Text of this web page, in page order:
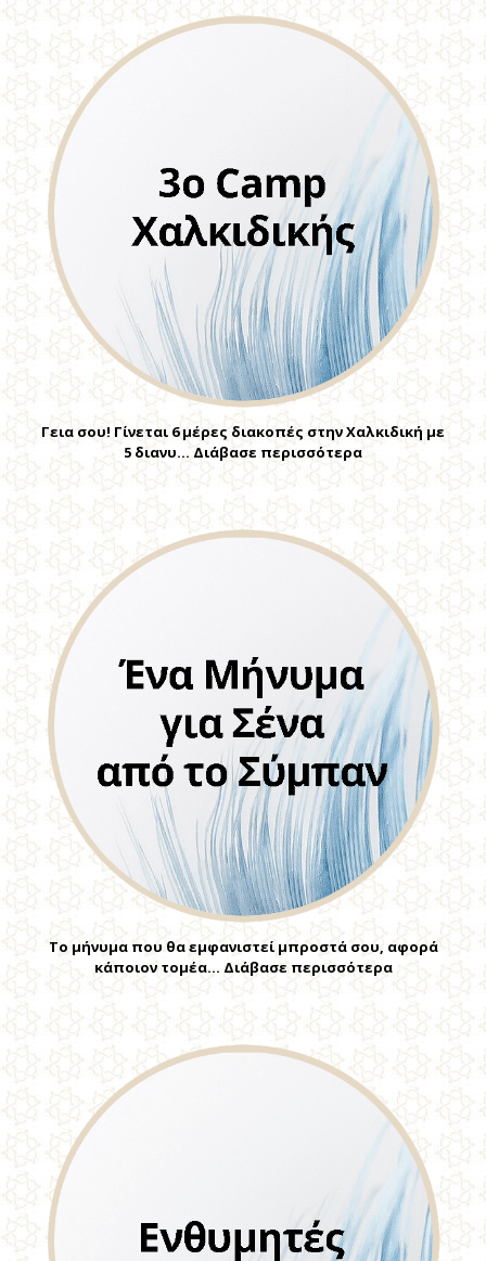
Γεια σου! Γίνεται 6 μέρες διακοπές στην Χαλκιδική με
5 διανυ… Διάβασε περισσότερα
Το μήνυμα που θα εμφανιστεί μπροστά σου, αφορά
κάποιον τομέα… Διάβασε περισσότερα